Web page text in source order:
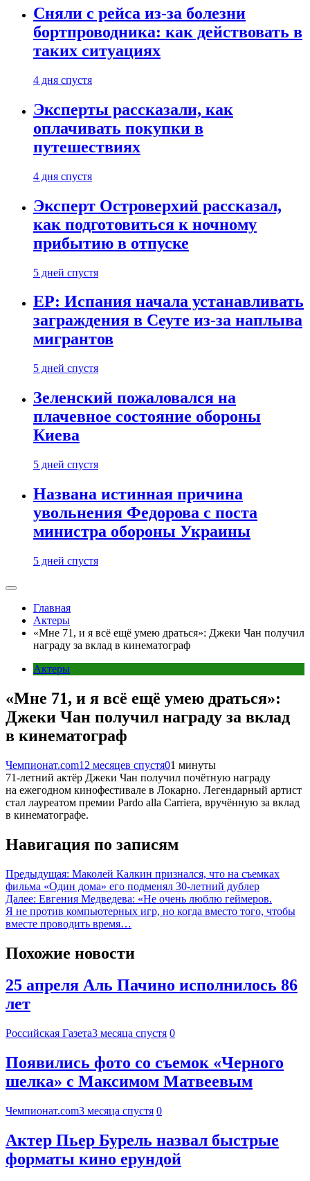
Сняли с рейса из-за болезни
бортпроводника: как действовать в
таких ситуациях
4 дня спустя
Эксперты рассказали, как
оплачивать покупки в
путешествиях
4 дня спустя
Эксперт Островерхий рассказал,
как подготовиться к ночному
прибытию в отпуске
5 дней спустя
EP: Испания начала устанавливать
заграждения в Сеуте из-за наплыва
мигрантов
5 дней спустя
Зеленский пожаловался на
плачевное состояние обороны
Киева
5 дней спустя
Названа истинная причина
увольнения Федорова с поста
министра обороны Украины
5 дней спустя
Главная
Актеры
«Мне 71, и я всё ещё умею драться»: Джеки Чан получил
награду за вклад в кинематограф
Актеры
«Мне 71, и я всё ещё умею драться»:
Джеки Чан получил награду за вклад
в кинематограф
Чемпионат.com12 месяцев спустя01 минуты
71-летний актёр Джеки Чан получил почётную награду
на ежегодном кинофестивале в Локарно. Легендарный артист
стал лауреатом премии Pardo alla Carriera, вручённую за вклад
в кинематографе.
Навигация по записям
Предыдущая: Маколей Калкин признался, что на съемках
фильма «Один дома» его подменял 30-летний дублер
Далее: Евгения Медведева: «Не очень люблю геймеров.
Я не против компьютерных игр, но когда вместо того, чтобы
вместе проводить время…
Похожие новости
25 апреля Аль Пачино исполнилось 86
лет
Российская Газета3 месяца спустя 0
Появились фото со съемок «Черного
шелка» с Максимом Матвеевым
Чемпионат.com3 месяца спустя 0
Актер Пьер Бурель назвал быстрые
форматы кино ерундой